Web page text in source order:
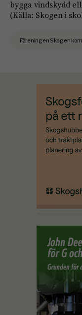
bygga vindskydd
(Källa: Skogen i
Föreningen Skogen